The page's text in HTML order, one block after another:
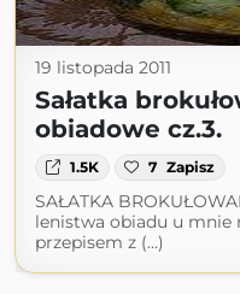
19 listopada 2011
Sałatka
obiadowe cz.3.
1.5K 7 Zapisz
SAŁATKA
lenistwa obiadu u mnie
przepisem z (...)